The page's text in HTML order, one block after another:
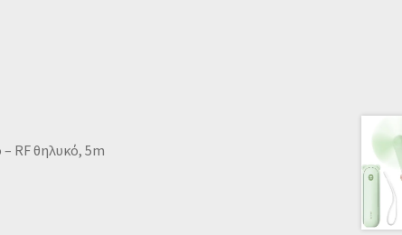
RF θηλυκό, 5m